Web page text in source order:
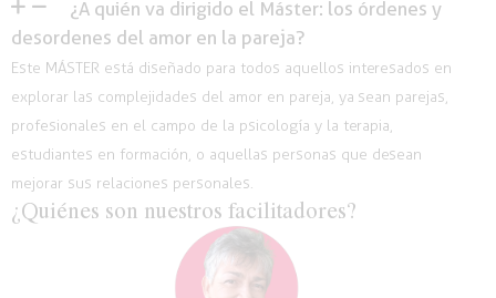
¿A quién va dirigido el Máster: los órdenes y
desordenes del amor en la pareja?
Este MÁSTER está diseñado para todos aquellos interesados en
explorar las complejidades del amor en pareja, ya sean parejas,
profesionales en el campo de la psicología y la terapia,
estudiantes en formación, o aquellas personas que desean
mejorar sus relaciones personales.
¿Quiénes son nuestros facilitadores?